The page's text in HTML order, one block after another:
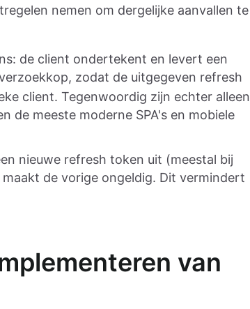
nemen om dergelijke aanvallen te
de client ondertekent en levert een
zodat de uitgegeven refresh
client. Tegenwoordig zijn echter alleen
de meeste moderne SPA's en mobiele
nieuwe refresh token uit (meestal bij
de vorige ongeldig. Dit vermindert
van